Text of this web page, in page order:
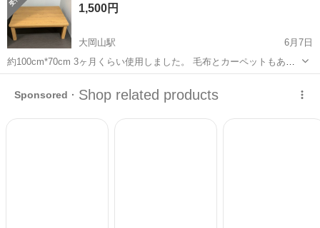
所の変更の範囲、契...1,500円
大岡山駅
6月7日
約100cm*70cm 3ヶ月くらい使用しました。 毛布とカーペットもあり
ますが、猫に引っかかれた跡があります。まだ使えるので、おまけと
して無料でお付けします。